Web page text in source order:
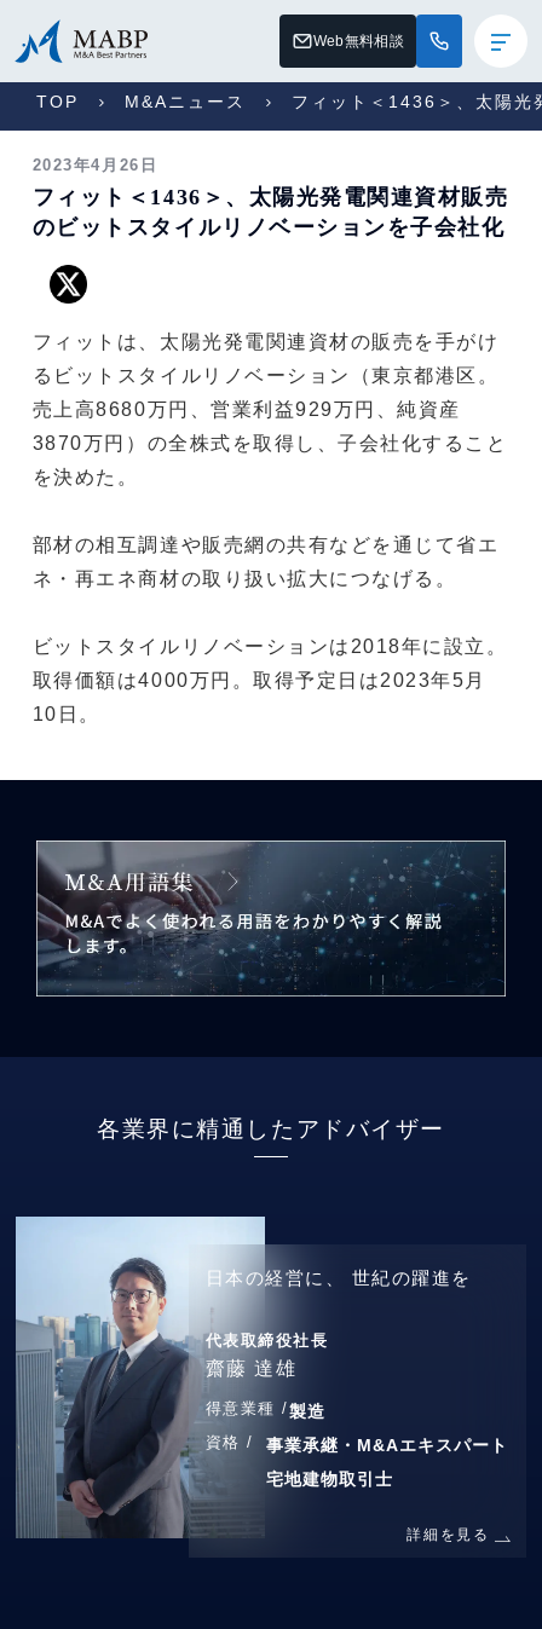
Web無料相談
TOP M&Aニュース フィット＜1436＞、太陽光
2023年4月26日
フィット＜1436＞、太陽光発電関連資材販売
のビットスタイルリノベーションを子会社化
フィットは、太陽光発電関連資材の販売を手がけ
るビットスタイルリノベーション（東京都港区。
売上高8680万円、営業利益929万円、純資産
3870万円）の全株式を取得し、子会社化すること
を決めた。
部材の相互調達や販売網の共有などを通じて省エ
ネ・再エネ商材の取り扱い拡大につなげる。
ビットスタイルリノベーションは2018年に設立。
取得価額は4000万円。取得予定日は2023年5月
10日。
各業界に精通したアドバイザー
日本の経営に、 世紀の躍進を
代表取締役社長
齋藤 達雄
得意業種 /製造
資格 /
事業承継・M&Aエキスパート
宅地建物取引士
詳細を見る